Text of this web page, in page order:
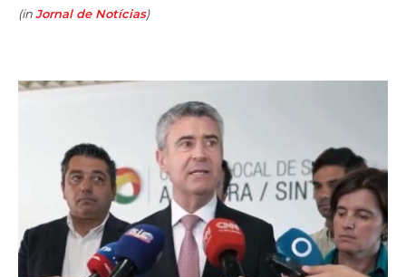
(inJornal de Notícias)